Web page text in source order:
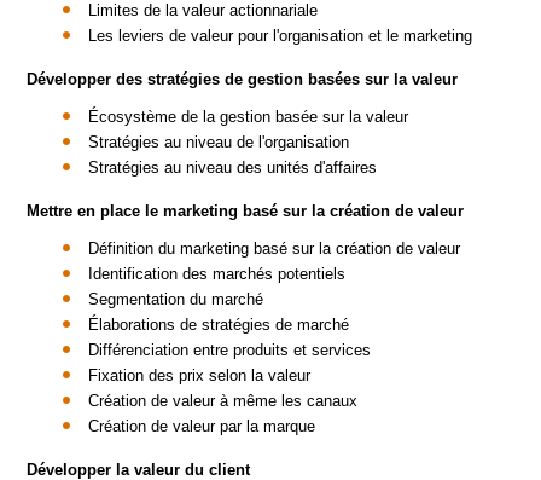
Limites de la valeur actionnariale
Les leviers de valeur pour l'organisation et le marketing
Développer des stratégies de gestion basées sur la valeur
Écosystème de la gestion basée sur la valeur
Stratégies au niveau de l'organisation
Stratégies au niveau des unités d'affaires
Mettre en place le marketing basé sur la création de valeur
Définition du marketing basé sur la création de valeur
Identification des marchés potentiels
Segmentation du marché
Élaborations de stratégies de marché
Différenciation entre produits et services
Fixation des prix selon la valeur
Création de valeur à même les canaux
Création de valeur par la marque
Développer la valeur du client